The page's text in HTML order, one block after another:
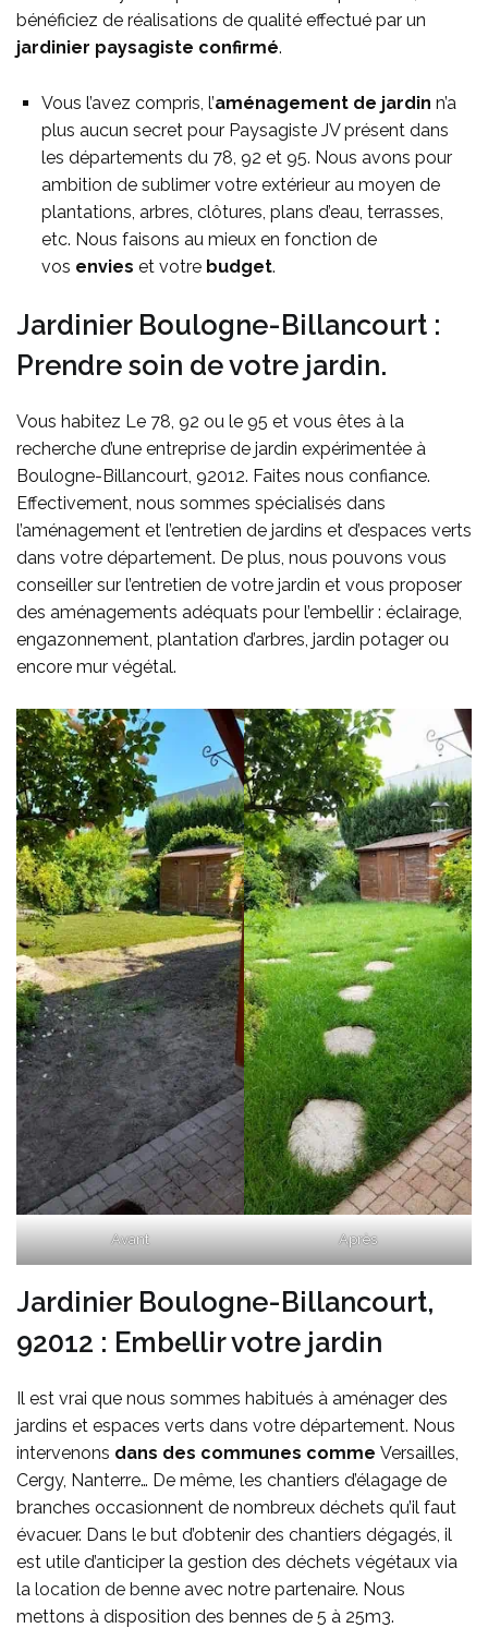
bénéficiez de réalisations de qualité effectué par un
jardinier paysagiste confirmé.
Vous l’avez compris, l’aménagement de jardin n’a
plus aucun secret pour Paysagiste JV présent dans
les départements du 78, 92 et 95. Nous avons pour
ambition de sublimer votre extérieur au moyen de
plantations, arbres, clôtures, plans d’eau, terrasses,
etc. Nous faisons au mieux en fonction de
vos envieset votre budget.
Jardinier Boulogne-Billancourt :
Prendre soin de votre jardin.
Vous habitez Le 78, 92 ou le 95 et vous êtes à la
recherche d’une entreprise de jardin expérimentée à
Boulogne-Billancourt, 92012. Faites nous confiance.
Effectivement, nous sommes spécialisés dans
l’aménagement et l’entretien de jardins et d’espaces verts
dans votre département. De plus, nous pouvons vous
conseiller sur l’entretien de votre jardin et vous proposer
des aménagements adéquats pour l’embellir : éclairage,
engazonnement, plantation d’arbres, jardin potager ou
encore mur végétal.
Avant Après
Jardinier Boulogne-Billancourt,
92012 : Embellir votre jardin
Il est vrai que nous sommes habitués à aménager des
jardins et espaces verts dans votre département. Nous
intervenons dans des communes comme Versailles,
Cergy, Nanterre… De même, les chantiers d’élagage de
branches occasionnent de nombreux déchets qu’il faut
évacuer. Dans le but d’obtenir des chantiers dégagés, il
est utile d’anticiper la gestion des déchets végétaux via
la location de benne avec notre partenaire. Nous
mettons à disposition des bennes de 5 à 25m3.